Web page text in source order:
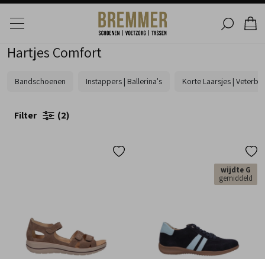
Hartjes Comfort
Bandschoenen Instappers | Ballerina's Korte Laarsjes |
Filter 2
wijdte G
gemiddeld